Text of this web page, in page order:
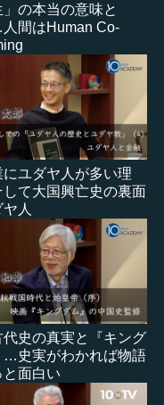
」の本当の意味と
間はHuman Co-
にユダヤ人が多い理
して大国興亡史の裏面
人
代史の真実と『キング
…史実がわかれば物語
と面白い